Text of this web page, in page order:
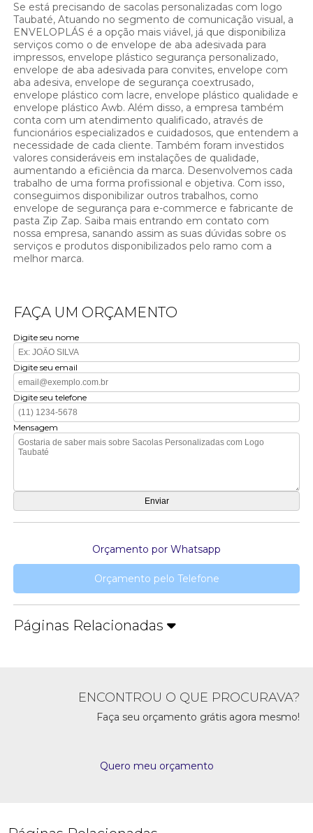
Se está precisando de sacolas personalizadas com logo
Taubaté, Atuando no segmento de comunicação visual, a
ENVELOPLÁS é a opção mais viável, já que disponibiliza
serviços como o de envelope de aba adesivada para
impressos, envelope plástico segurança personalizado,
envelope de aba adesivada para convites, envelope com
aba adesiva, envelope de segurança coextrusado,
envelope plástico com lacre, envelope plástico qualidade e
envelope plástico Awb. Além disso, a empresa também
conta com um atendimento qualificado, através de
funcionários especializados e cuidadosos, que entendem a
necessidade de cada cliente. Também foram investidos
valores consideráveis em instalações de qualidade,
aumentando a eficiência da marca. Desenvolvemos cada
trabalho de uma forma profissional e objetiva. Com isso,
conseguimos disponibilizar outros trabalhos, como
envelope de segurança para e-commerce e fabricante de
pasta Zip Zap. Saiba mais entrando em contato com
nossa empresa, sanando assim as suas dúvidas sobre os
serviços e produtos disponibilizados pelo ramo com a
melhor marca.
FAÇA UM ORÇAMENTO
Digite seu nome
Digite seu email
Digite seu telefone
Mensagem
Orçamento por Whatsapp
Orçamento pelo Telefone
Páginas Relacionadas
ENCONTROU O QUE PROCURAVA?
Faça seu orçamento grátis agora mesmo!
Quero meu orçamento